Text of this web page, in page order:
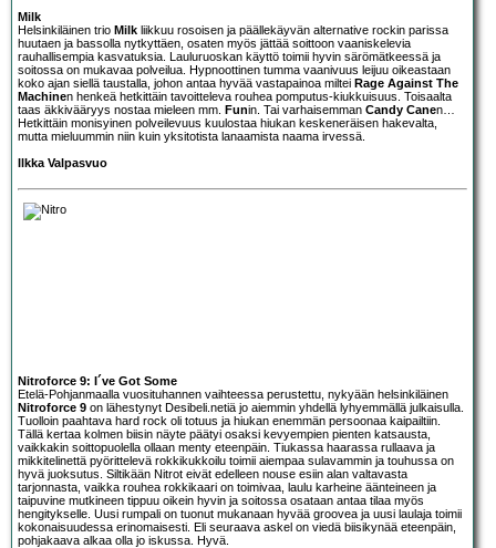
Milk
Helsinkiläinen trio Milk liikkuu rosoisen ja päällekäyvän alternative rockin parissa
huutaen ja bassolla nytkyttäen, osaten myös jättää soittoon vaaniskelevia
rauhallisempia kasvatuksia. Lauluruoskan käyttö toimii hyvin särömätkeessä ja
soitossa on mukavaa polveilua. Hypnoottinen tumma vaanivuus leijuu oikeastaan
koko ajan siellä taustalla, johon antaa hyvää vastapainoa miltei Rage Against The
Machinen henkeä hetkittäin tavoitteleva rouhea pomputus-kiukkuisuus. Toisaalta
taas äkkivääryys nostaa mieleen mm. Funin. Tai varhaisemman Candy Canen…
Hetkittäin monisyinen polveilevuus kuulostaa hiukan keskeneräisen hakevalta,
mutta mieluummin niin kuin yksitotista lanaamista naama irvessä.
Ilkka Valpasvuo
Nitroforce 9: I´ve Got Some
Etelä-Pohjanmaalla vuosituhannen vaihteessa perustettu, nykyään helsinkiläinen
Nitroforce 9 on lähestynyt Desibeli.netiä jo aiemmin yhdellä lyhyemmällä julkaisulla.
Tuolloin paahtava hard rock oli totuus ja hiukan enemmän persoonaa kaipailtiin.
Tällä kertaa kolmen biisin näyte päätyi osaksi kevyempien pienten katsausta,
vaikkakin soittopuolella ollaan menty eteenpäin. Tiukassa haarassa rullaava ja
mikkitelinettä pyörittelevä rokkikukkoilu toimii aiempaa sulavammin ja touhussa on
hyvä juoksutus. Siltikään Nitrot eivät edelleen nouse esiin alan valtavasta
tarjonnasta, vaikka rouhea rokkikaari on toimivaa, laulu karheine äänteineen ja
taipuvine mutkineen tippuu oikein hyvin ja soitossa osataan antaa tilaa myös
hengitykselle. Uusi rumpali on tuonut mukanaan hyvää groovea ja uusi laulaja toimii
kokonaisuudessa erinomaisesti. Eli seuraava askel on viedä biisikynää eteenpäin,
pohjakaava alkaa olla jo iskussa. Hyvä.